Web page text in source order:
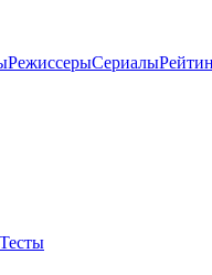
РежиссерыСериалы
Тесты